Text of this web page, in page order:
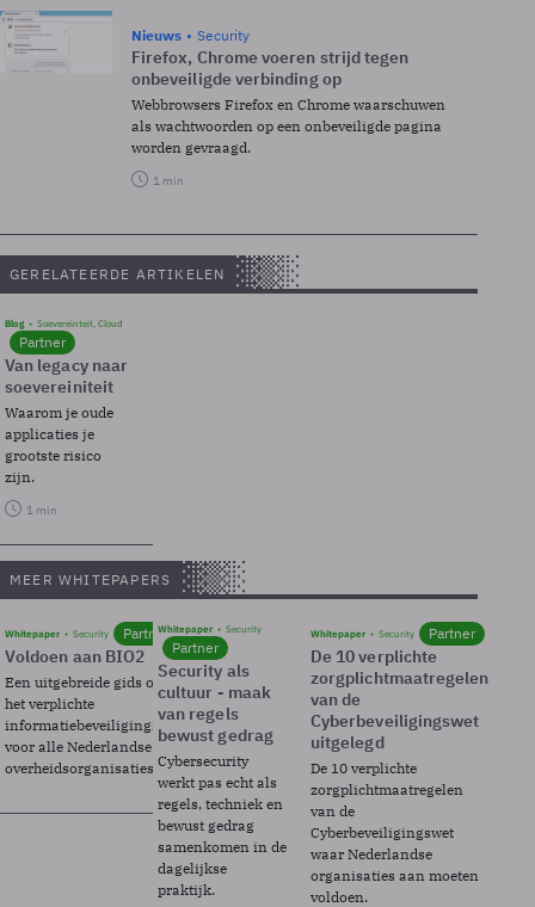
Nieuws Security
Firefox, Chrome voeren strijd tegen
onbeveiligde verbinding op
Webbrowsers Firefox en Chrome waarschuwen
als wachtwoorden op een onbeveiligde pagina
worden gevraagd.
1 min
GERELATEERDE ARTIKELEN
Blog Soevereinteit, Cloud
Partner
Van legacy naar
soevereiniteit
Waarom je oude
applicaties je
grootste risico
zijn.
1 min
MEER WHITEPAPERS
Whitepaper Security Partner
Voldoen aan BIO2
Een uitgebreide gids over BIO2,
het verplichte
informatiebeveiligingsframework
voor alle Nederlandse
overheidsorganisaties.
Whitepaper Security
Partner
Security als
cultuur - maak
van regels
bewust gedrag
Cybersecurity
werkt pas echt als
regels, techniek en
bewust gedrag
samenkomen in de
dagelijkse
praktijk.
Whitepaper Security Partner
De 10 verplichte
zorgplichtmaatregelen
van de
Cyberbeveiligingswet
uitgelegd
De 10 verplichte
zorgplichtmaatregelen
van de
Cyberbeveiligingswet
waar Nederlandse
organisaties aan moeten
voldoen.